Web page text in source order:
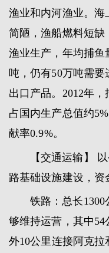
渔业和内河渔业。海
简陋，渔船燃料短缺
渔业生产，年均捕鱼
吨，仍有50万吨需
出口产品。2012年
占国内生产总值约
献率0.9%。
【交通运输】
路基础设施建设，资
铁路：总长
够维持运营，其中
外10公里连接阿克拉